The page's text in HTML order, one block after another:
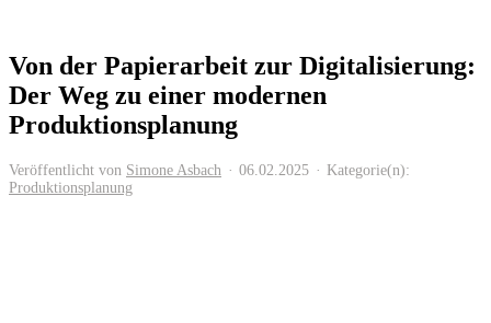
Von der Papierarbeit zur Digitalisierung:
Der Weg zu einer modernen
Produktionsplanung
Veröffentlicht von Simone Asbach 06.02.2025
Kategorie(n):
Produktionsplanung